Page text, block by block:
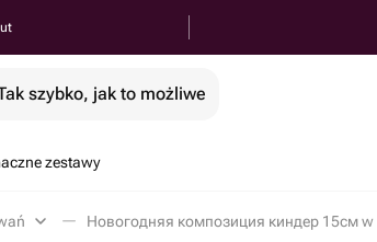
szybko, jak to możliwe
zestawy